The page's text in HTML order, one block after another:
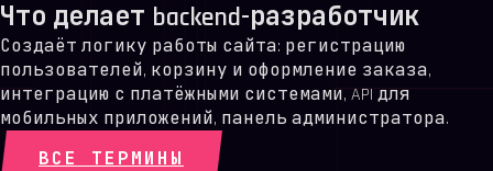
Что делает backend-разработчик
Создаёт логику работы сайта: регистрацию
пользователей, корзину и оформление заказа,
интеграцию с платёжными системами, API для
мобильных приложений, панель администратора.
ВСЕ ТЕРМИНЫ